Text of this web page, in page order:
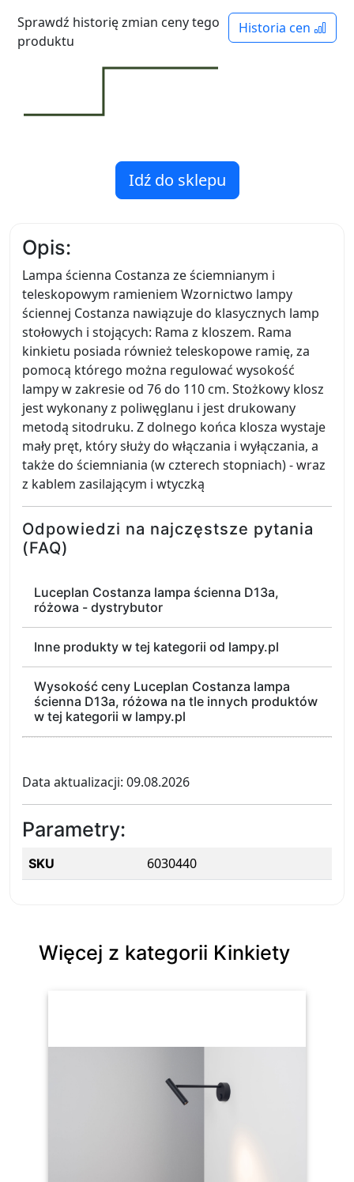
Historia cen
Sprawdź historię zmian ceny tego
produktu
Idź do sklepu
Opis:
Lampa ścienna Costanza ze ściemnianym i
teleskopowym ramieniem Wzornictwo lampy
ściennej Costanza nawiązuje do klasycznych lamp
stołowych i stojących: Rama z kloszem. Rama
kinkietu posiada również teleskopowe ramię, za
pomocą którego można regulować wysokość
lampy w zakresie od 76 do 110 cm. Stożkowy klosz
jest wykonany z poliwęglanu i jest drukowany
metodą sitodruku. Z dolnego końca klosza wystaje
mały pręt, który służy do włączania i wyłączania, a
także do ściemniania (w czterech stopniach) - wraz
z kablem zasilającym i wtyczką
Odpowiedzi na najczęstsze pytania
(FAQ)
Luceplan Costanza lampa ścienna D13a,
różowa - dystrybutor
Inne produkty w tej kategorii od lampy.pl
Wysokość ceny Luceplan Costanza lampa
ścienna D13a, różowa na tle innych produktów
w tej kategorii w lampy.pl
Data aktualizacji: 09.08.2026
Parametry:
SKU 6030440
Więcej z kategorii Kinkiety